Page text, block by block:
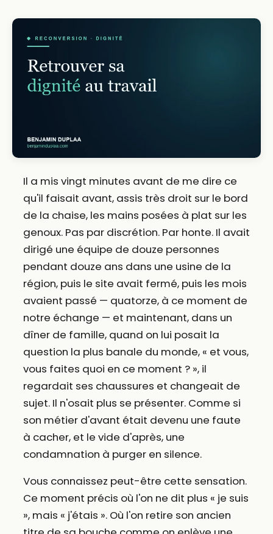
Il a mis vingt minutes avant de me dire ce
qu'il faisait avant, assis très droit sur le bord
de la chaise, les mains posées à plat sur les
genoux. Pas par discrétion. Par honte. Il avait
dirigé une équipe de douze personnes
pendant douze ans dans une usine de la
région, puis le site avait fermé, puis les mois
avaient passé — quatorze, à ce moment de
notre échange — et maintenant, dans un
dîner de famille, quand on lui posait la
question la plus banale du monde, « et vous,
vous faites quoi en ce moment ? », il
regardait ses chaussures et changeait de
sujet. Il n'osait plus se présenter. Comme si
son métier d'avant était devenu une faute
à cacher, et le vide d'après, une
condamnation à purger en silence.
Vous connaissez peut-être cette sensation.
Ce moment précis où l'on ne dit plus « je suis
», mais « j'étais ». Où l'on retire son ancien